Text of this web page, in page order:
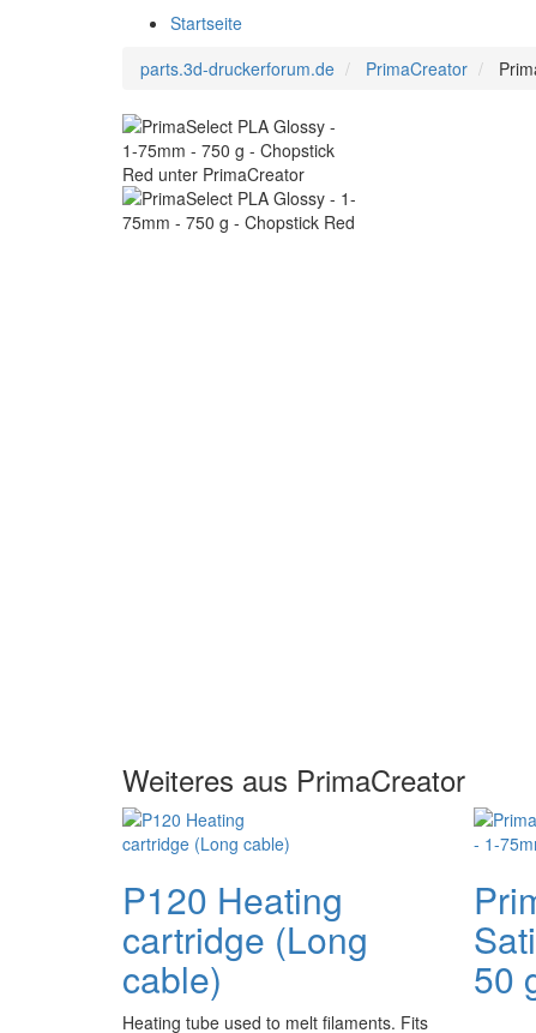
Startseite
parts.3d-druckerforum.de
PrimaCreator
Weiteres aus PrimaCreator
P120 Heating
cartridge (Long
cable)
Heating tube used to melt filaments. Fits
50